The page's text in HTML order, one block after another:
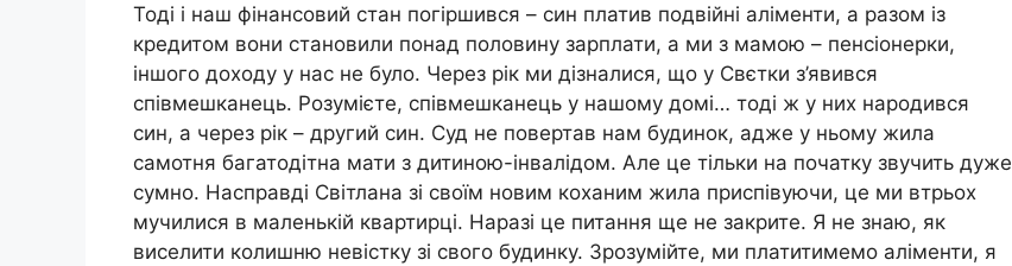
Тоді і наш фінансовий стан погіршився – син платив подвійні аліменти, а разом із
кредитом вони становили понад половину зарплати, а ми з мамою – пенсіонерки,
іншого доходу у нас не було. Через рік ми дізналися, що у Свєтки з’явився
співмешканець. Розумієте, співмешканець у нашому домі… тоді ж у них народився
син, а через рік – другий син. Суд не повертав нам будинок, адже у ньому жила
самотня багатодітна мати з дитиною-інвалідом. Але це тільки на початку звучить дуже
сумно. Насправді Світлана зі своїм новим коханим жила приспівуючи, це ми втрьох
мучилися в маленькій квартирці. Наразі це питання ще не закрите. Я не знаю, як
виселити колишню невістку зі свого будинку. Зрозумійте, ми платитимемо аліменти, я